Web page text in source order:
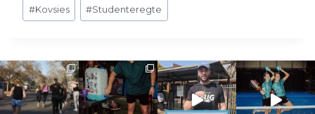
#Kovsies #Studenteregte